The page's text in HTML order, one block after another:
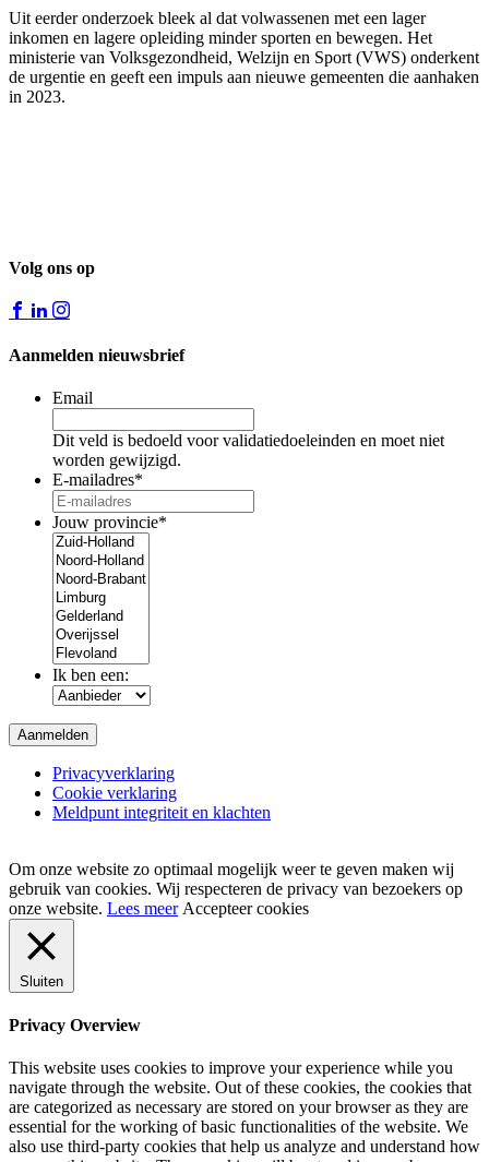
Uit eerder onderzoek bleek al dat volwassenen met een lager
inkomen en lagere opleiding minder sporten en bewegen. Het
ministerie van Volksgezondheid, Welzijn en Sport (VWS) onderkent
de urgentie en geeft een impuls aan nieuwe gemeenten die aanhaken
in 2023.
Volg ons op
Aanmelden nieuwsbrief
Email
Dit veld is bedoeld voor validatiedoeleinden en moet niet
worden gewijzigd.
E-mailadres*
Jouw provincie*
Ik ben een:
Privacyverklaring
Cookie verklaring
Meldpunt integriteit en klachten
Om onze website zo optimaal mogelijk weer te geven maken wij
gebruik van cookies. Wij respecteren de privacy van bezoekers op
onze website. Lees meer Accepteer cookies
Sluiten
Privacy Overview
This website uses cookies to improve your experience while you
navigate through the website. Out of these cookies, the cookies that
are categorized as necessary are stored on your browser as they are
essential for the working of basic functionalities of the website. We
also use third-party cookies that help us analyze and understand how